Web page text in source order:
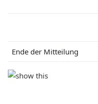
Ende der Mitteilung